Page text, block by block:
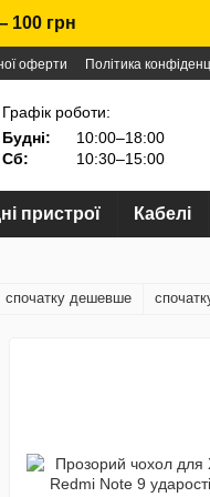
100 грн
оферти Політика
Графік роботи:
Будні:
10:00–18:00
Сб:
10:30–15:00
пристрої Кабелі
спочатку дешевше